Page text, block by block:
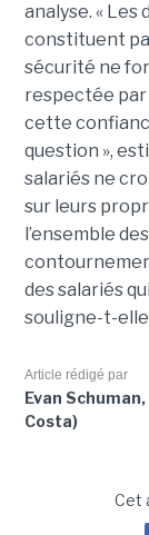
analyse. «
constituent
sécurité ne
respectée par
cette
question »,
salariés ne
sur leurs
l’ensemble
des salariés
souligne-t-
Article rédigé par
Evan
Costa)
Cet